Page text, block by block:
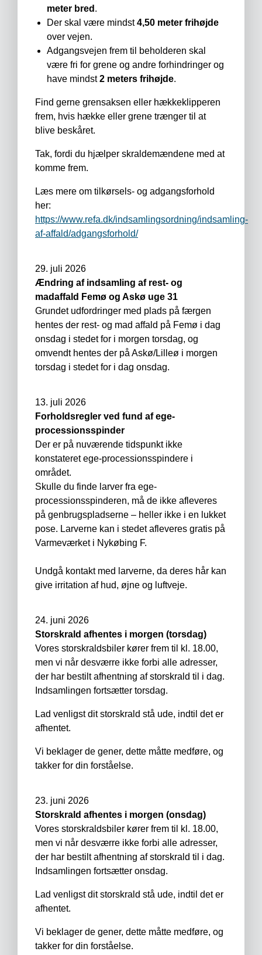
meter bred .
Der skal være mindst4,50 meter frihøjde
over vejen.
Adgangsvejen frem til beholderen skal
være fri for grene og andre forhindringer og
have mindst2 meters frihøjde.
Find gerne grensaksen eller hækkeklipperen
frem, hvis hække eller grene trænger til at
blive beskåret.
Tak, fordi du hjælper skraldemændene med at
komme frem.
Læs mere om tilkørsels- og adgangsforhold
her:
https://www.refa.dk/indsamlingsordning/indsamling-
af-affald/adgangsforhold/
29. juli 2026
Ændring af indsamling af rest- og
madaffald Femø og Askø uge 31
Grundet udfordringer med plads på færgen
hentes der rest- og mad affald på Femø i dag
onsdag i stedet for i morgen torsdag, og
omvendt hentes der på Askø/Lilleø i morgen
torsdag i stedet for i dag onsdag.
13. juli 2026
Forholdsregler ved fund af ege-
processionsspinder
Der er på nuværende tidspunkt ikke
konstateret ege-processionsspindere i
området.
Skulle du finde larver fra ege-
processionsspinderen, må de ikke afleveres
på genbrugspladserne – heller ikke i en lukket
pose. Larverne kan i stedet afleveres gratis på
Varmeværket i Nykøbing F.
Undgå kontakt med larverne, da deres hår kan
give irritation af hud, øjne og luftveje.
24. juni 2026
Storskrald afhentes i morgen (torsdag)
Vores storskraldsbiler kører frem til kl. 18.00,
men vi når desværre ikke forbi alle adresser,
der har bestilt afhentning af storskrald til i dag.
Indsamlingen fortsætter torsdag.
Lad venligst dit storskrald stå ude, indtil det er
afhentet.
Vi beklager de gener, dette måtte medføre, og
takker for din forståelse.
23. juni 2026
Storskrald afhentes i morgen (onsdag)
Vores storskraldsbiler kører frem til kl. 18.00,
men vi når desværre ikke forbi alle adresser,
der har bestilt afhentning af storskrald til i dag.
Indsamlingen fortsætter onsdag.
Lad venligst dit storskrald stå ude, indtil det er
afhentet.
Vi beklager de gener, dette måtte medføre, og
takker for din forståelse.